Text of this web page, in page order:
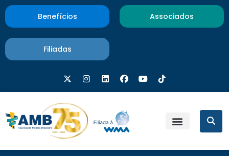
Benefícios Associados
Filiadas